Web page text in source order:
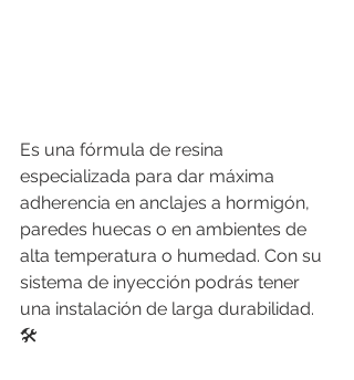
Es una fórmula de resina
especializada para dar máxima
adherencia en anclajes a hormigón,
paredes huecas o en ambientes de
alta temperatura o humedad. Con su
sistema de inyección podrás tener
una instalación de larga durabilidad.
🛠️